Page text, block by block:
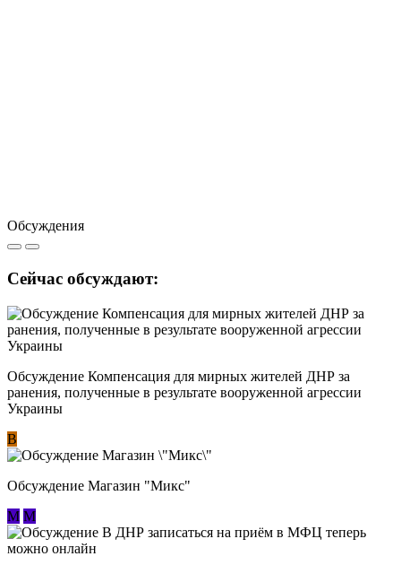
Обсуждения
Сейчас обсуждают:
Обсуждение Компенсация для мирных жителей ДНР за
ранения, полученные в результате вооруженной агрессии
Украины
В
Обсуждение Магазин "Микс"
М М